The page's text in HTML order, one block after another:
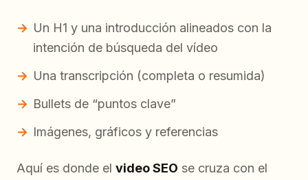
Un H1 y una introducción alineados con la
intención de búsqueda del vídeo
Una transcripción (completa o resumida)
Bullets de “puntos clave”
Imágenes, gráficos y referencias
Aquí es donde el video SEO se cruza con el